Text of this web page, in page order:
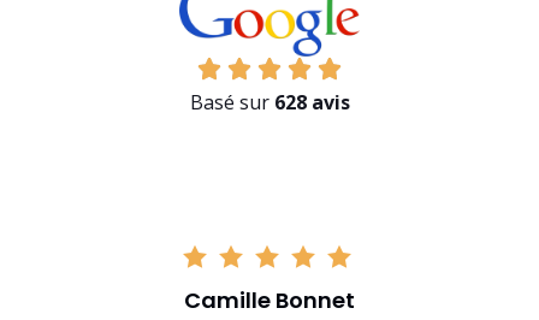
Basé sur 628 avis
Camille Bonnet